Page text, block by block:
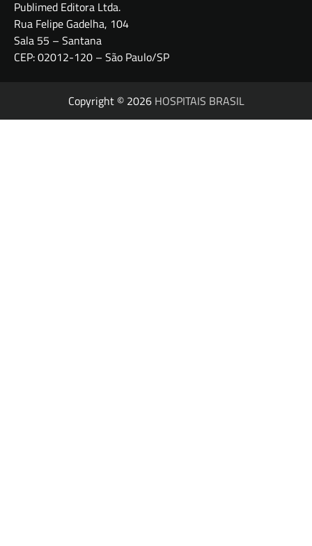
Publimed Editora Ltda.
Rua Felipe Gadelha, 104
Sala 55 – Santana
CEP: 02012-120 – São Paulo/SP
Copyright © 2026 HOSPITAIS BRASIL